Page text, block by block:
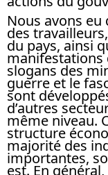
Nous avons
des
du pays, ainsi
manifestations
slogans des
guerre et le
sont
d’autres
même niveau.
structure
majorité des
importantes,
est. En